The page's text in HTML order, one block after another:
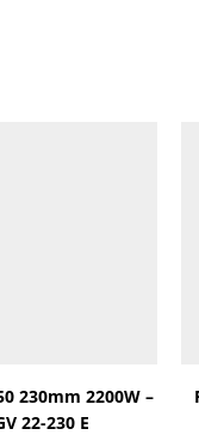
230mm 2200W –
22-230 E